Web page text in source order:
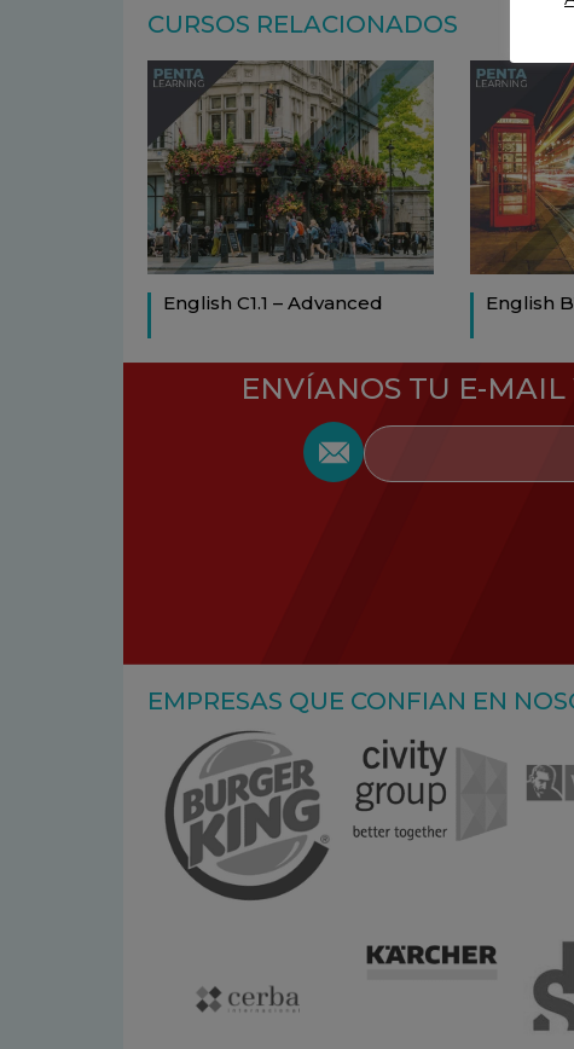
CURSOS RELACIONADOS
English C1.1 – Advanced English
ENVÍANOS TU E-
EMPRESAS QUE CONFIAN EN